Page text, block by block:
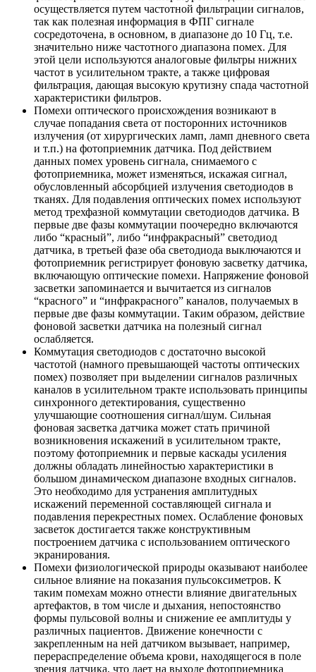
осуществляется путем частотной фильтрации сигналов,
так как полезная информация в ФПГ сигнале
сосредоточена, в основном, в диапазоне до 10 Гц, т.е.
значительно ниже частотного диапазона помех. Для
этой цели используются аналоговые фильтры нижних
частот в усилительном тракте, а также цифровая
фильтрация, дающая высокую крутизну спада частотной
характеристики фильтров.
Помехи оптического происхождения возникают в
случае попадания света от посторонних источников
излучения (от хирургических ламп, ламп дневного света
и т.п.) на фотоприемник датчика. Под действием
данных помех уровень сигнала, снимаемого с
фотоприемника, может изменяться, искажая сигнал,
обусловленный абсорбцией излучения светодиодов в
тканях. Для подавления оптических помех используют
метод трехфазной коммутации светодиодов датчика. В
первые две фазы коммутации поочередно включаются
либо “красный”, либо “инфракрасный” светодиод
датчика, в третьей фазе оба светодиода выключаются и
фотоприемник регистрирует фоновую засветку датчика,
включающую оптические помехи. Напряжение фоновой
засветки запоминается и вычитается из сигналов
“красного” и “инфракрасного” каналов, получаемых в
первые две фазы коммутации. Таким образом, действие
фоновой засветки датчика на полезный сигнал
ослабляется.
Коммутация светодиодов с достаточно высокой
частотой (намного превышающей частоты оптических
помех) позволяет при выделении сигналов различных
каналов в усилительном тракте использовать принципы
синхронного детектирования, существенно
улучшающие соотношения сигнал/шум. Сильная
фоновая засветка датчика может стать причиной
возникновения искажений в усилительном тракте,
поэтому фотоприемник и первые каскады усиления
должны обладать линейностью характеристики в
большом динамическом диапазоне входных сигналов.
Это необходимо для устранения амплитудных
искажений переменной составляющей сигнала и
подавления перекрестных помех. Ослабление фоновых
засветок достигается также конструктивным
построением датчика с использованием оптического
экранирования.
Помехи физиологической природы оказывают наиболее
сильное влияние на показания пульсоксиметров. К
таким помехам можно отнести влияние двигательных
артефактов, в том числе и дыхания, непостоянство
формы пульсовой волны и снижение ее амплитуды у
различных пациентов. Движение конечности с
закрепленным на ней датчиком вызывает, например,
перераспределение объема крови, находящегося в поле
зрения датчика, что дает на выходе фотоприемника